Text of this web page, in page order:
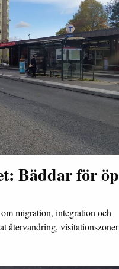
Bäddar för
migration, integration och
återvandring,